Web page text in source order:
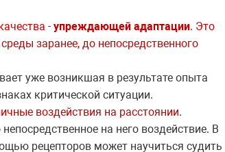
-упреждающей адаптации. Это
заранее, до непосредственного
уже возникшая в результате опыта
критической ситуации.
воздействия на расстоянии.
на него воздействие. В
рецепторов может научиться судить